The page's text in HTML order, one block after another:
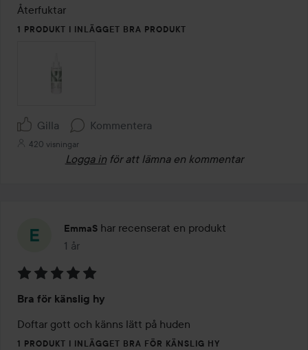
av
5
Återfuktar
1 PRODUKT I INLÄGGET BRA PRODUKT
Gilla Kommentera
420 visningar
Logga in för att lämna en kommentar
EmmaS har recenserat en produkt
1 år
Inlägget skapades 1 år
5
av
5
Bra för känslig hy
Doftar gott och känns lätt på huden
1 PRODUKT I INLÄGGET BRA FÖR KÄNSLIG HY